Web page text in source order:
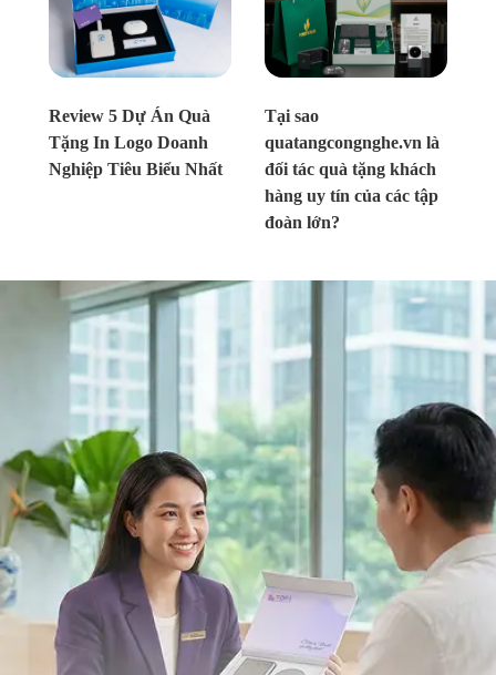
Review 5 Dự Án Quà
Tặng In Logo Doanh
Nghiệp Tiêu Biểu Nhất
Tại sao
quatangcongnghe.vn là
đối tác quà tặng khách
hàng uy tín của các tập
đoàn lớn?